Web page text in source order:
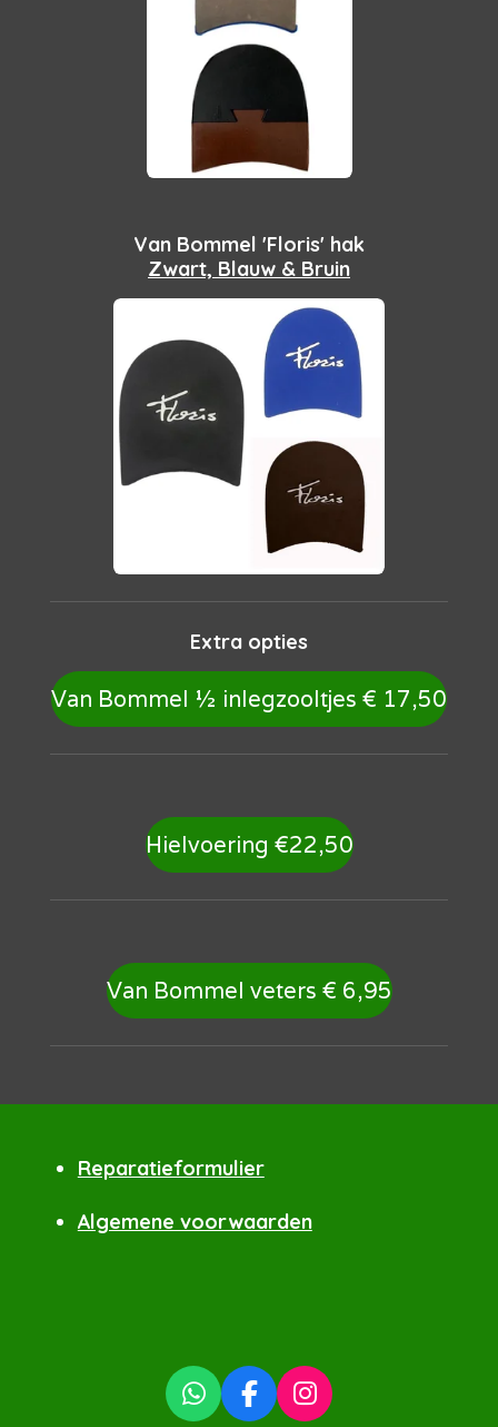
Van Bommel 'Floris' hak
Zwart, Blauw & Bruin
Extra opties
Van Bommel ½ inlegzooltjes € 17,50
Hielvoering €22,50
Van Bommel veters € 6,95
Reparatieformulier
Algemene voorwaarden
W
F
I